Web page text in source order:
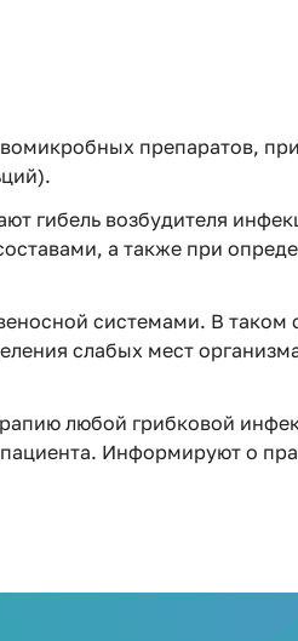
препаратов,
гибель возбудителя
а также при
системами. В таком
слабых мест
любой грибковой
Информируют о